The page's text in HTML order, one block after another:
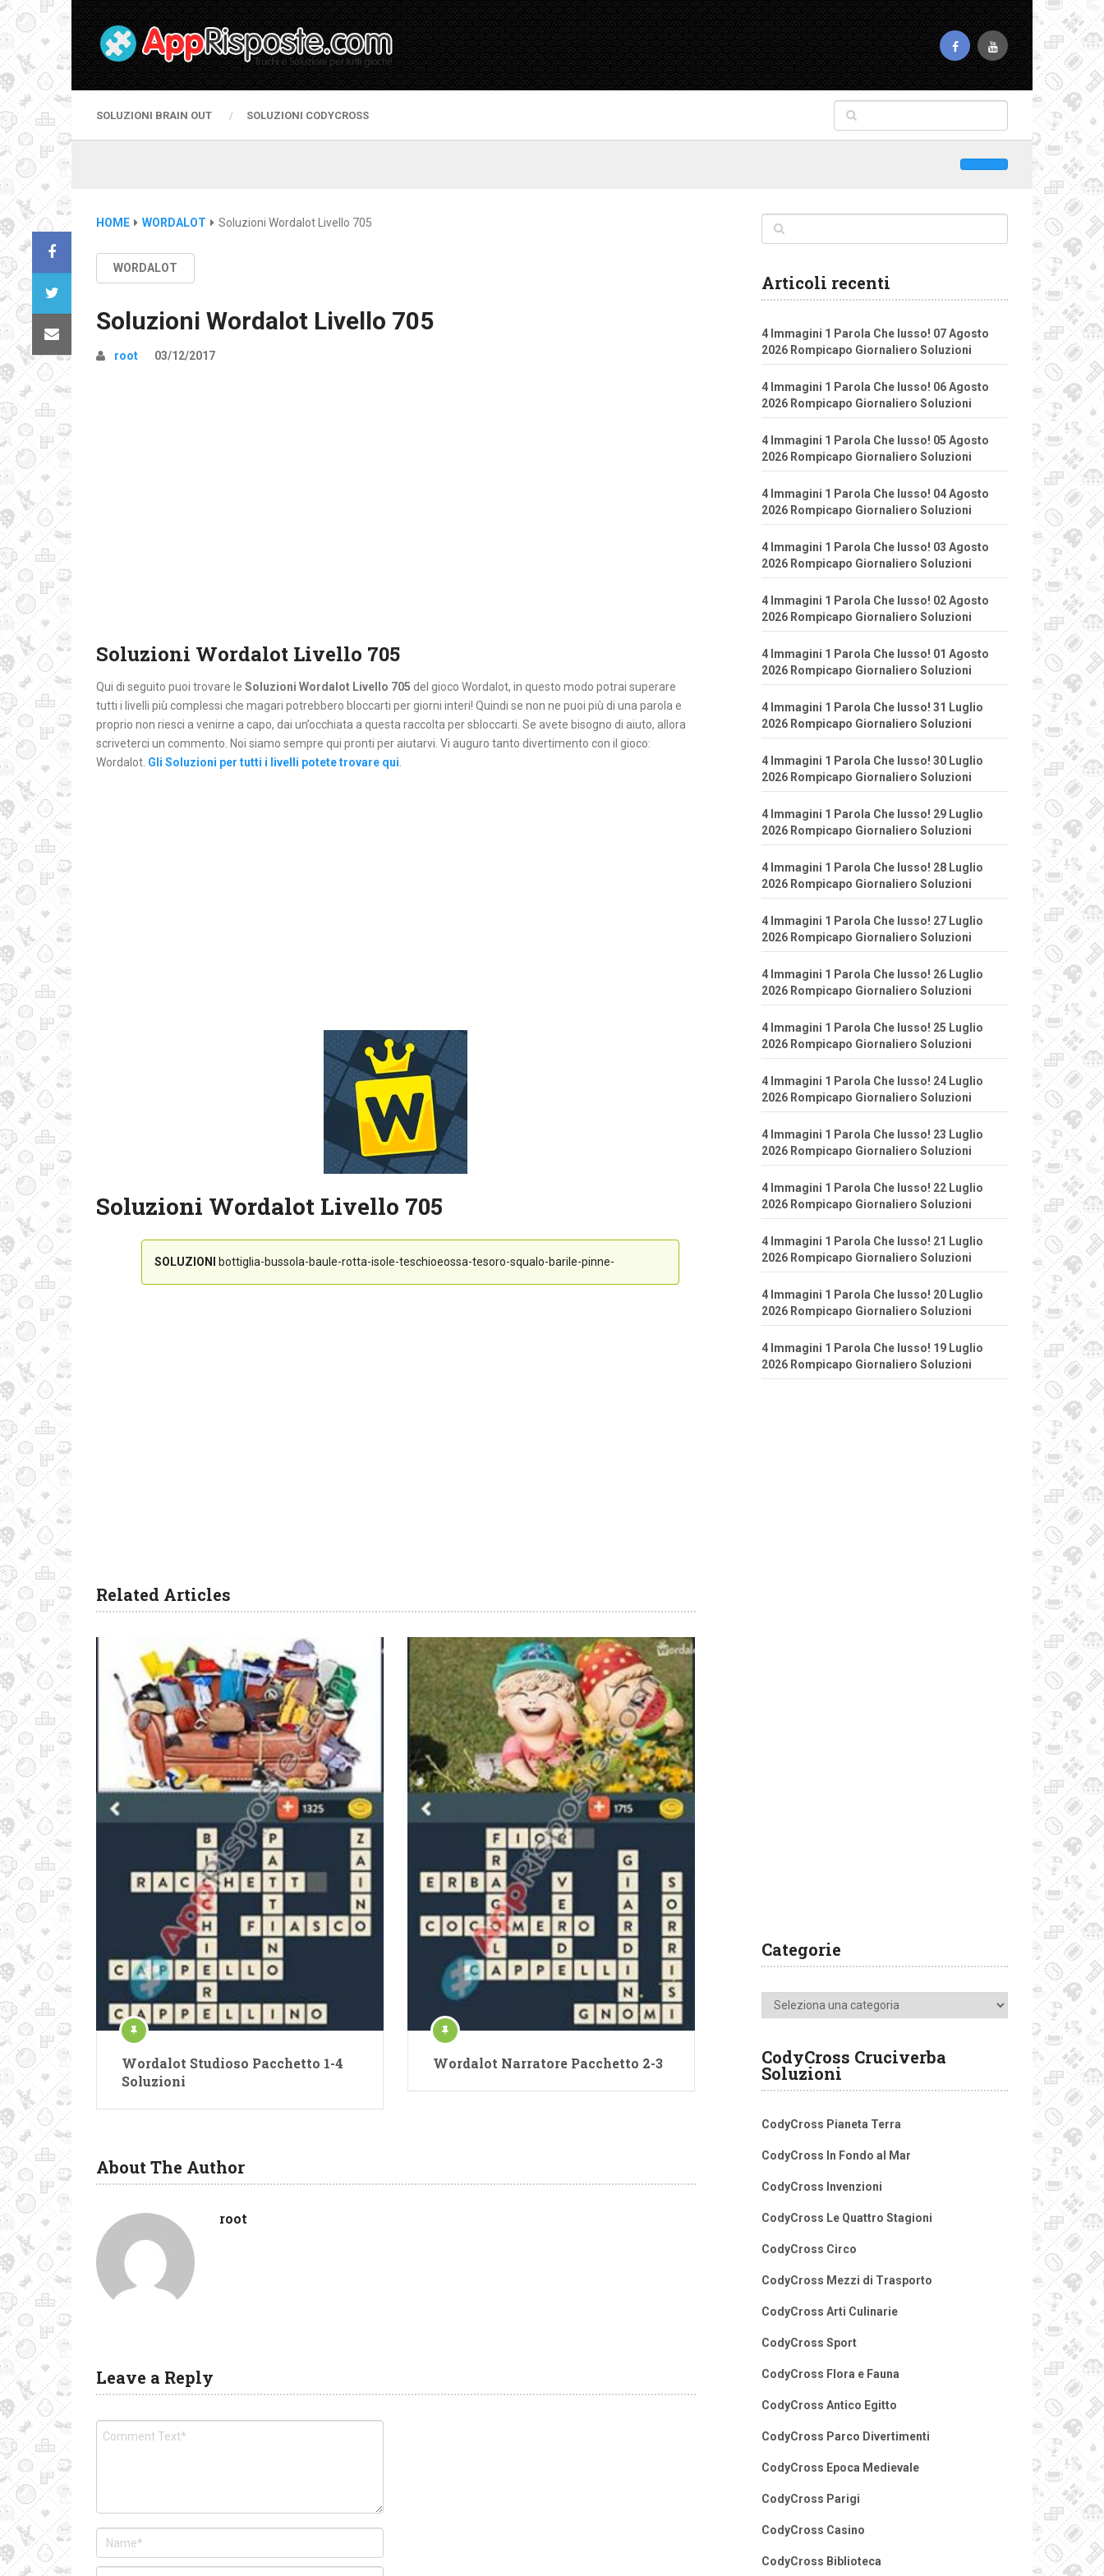
SOLUZIONI BRAIN OUT SOLUZIONI CODYCROSS
HOME WORDALOT Soluzioni Wordalot Livello 705
WORDALOT
Soluzioni Wordalot Livello 705
root 03/12/2017
Soluzioni Wordalot Livello 705
Qui di seguito puoi trovare le Soluzioni Wordalot Livello 705 del gioco Wordalot, in questo modo potrai superare
tutti i livelli più complessi che magari potrebbero bloccarti per giorni interi! Quindi se non ne puoi più di una parola e
proprio non riesci a venirne a capo, dai un’occhiata a questa raccolta per sbloccarti. Se avete bisogno di aiuto, allora
scriveterci un commento. Noi siamo sempre qui pronti per aiutarvi. Vi auguro tanto divertimento con il gioco:
Wordalot. Gli Soluzioni per tutti i livelli potete trovare qui
Soluzioni Wordalot Livello 705
SOLUZIONI bottiglia-bussola-baule-rotta-isole-teschioeossa-tesoro-squalo-barile-pinne-
Related Articles
Wordalot Studioso Pacchetto 1-4
Soluzioni
Wordalot Narratore Pacchetto 2-3
About The Author
root
Leave a Reply
Articoli recenti
4 Immagini 1 Parola Che lusso! 07 Agosto
2026 Rompicapo Giornaliero Soluzioni
4 Immagini 1 Parola Che lusso! 06 Agosto
2026 Rompicapo Giornaliero Soluzioni
4 Immagini 1 Parola Che lusso! 05 Agosto
2026 Rompicapo Giornaliero Soluzioni
4 Immagini 1 Parola Che lusso! 04 Agosto
2026 Rompicapo Giornaliero Soluzioni
4 Immagini 1 Parola Che lusso! 03 Agosto
2026 Rompicapo Giornaliero Soluzioni
4 Immagini 1 Parola Che lusso! 02 Agosto
2026 Rompicapo Giornaliero Soluzioni
4 Immagini 1 Parola Che lusso! 01 Agosto
2026 Rompicapo Giornaliero Soluzioni
4 Immagini 1 Parola Che lusso! 31 Luglio
2026 Rompicapo Giornaliero Soluzioni
4 Immagini 1 Parola Che lusso! 30 Luglio
2026 Rompicapo Giornaliero Soluzioni
4 Immagini 1 Parola Che lusso! 29 Luglio
2026 Rompicapo Giornaliero Soluzioni
4 Immagini 1 Parola Che lusso! 28 Luglio
2026 Rompicapo Giornaliero Soluzioni
4 Immagini 1 Parola Che lusso! 27 Luglio
2026 Rompicapo Giornaliero Soluzioni
4 Immagini 1 Parola Che lusso! 26 Luglio
2026 Rompicapo Giornaliero Soluzioni
4 Immagini 1 Parola Che lusso! 25 Luglio
2026 Rompicapo Giornaliero Soluzioni
4 Immagini 1 Parola Che lusso! 24 Luglio
2026 Rompicapo Giornaliero Soluzioni
4 Immagini 1 Parola Che lusso! 23 Luglio
2026 Rompicapo Giornaliero Soluzioni
4 Immagini 1 Parola Che lusso! 22 Luglio
2026 Rompicapo Giornaliero Soluzioni
4 Immagini 1 Parola Che lusso! 21 Luglio
2026 Rompicapo Giornaliero Soluzioni
4 Immagini 1 Parola Che lusso! 20 Luglio
2026 Rompicapo Giornaliero Soluzioni
4 Immagini 1 Parola Che lusso! 19 Luglio
2026 Rompicapo Giornaliero Soluzioni
Categorie
Categorie
CodyCross Cruciverba
Soluzioni
CodyCross Pianeta Terra
CodyCross In Fondo al Mar
CodyCross Invenzioni
CodyCross Le Quattro Stagioni
CodyCross Circo
CodyCross Mezzi di Trasporto
CodyCross Arti Culinarie
CodyCross Sport
CodyCross Flora e Fauna
CodyCross Antico Egitto
CodyCross Parco Divertimenti
CodyCross Epoca Medievale
CodyCross Parigi
CodyCross Casino
CodyCross Biblioteca